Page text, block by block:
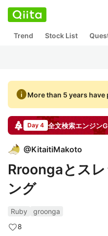
Trend Stock List
infoMore than 5 years
Day 4 全文検索エンジン
@KitaitiMakoto
Rroongaとス
ング
Ruby
groonga
8